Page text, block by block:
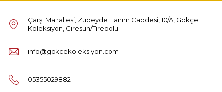
Çarşı Mahallesi, Zübeyde Hanım Caddesi, 10/A, Gökçe
Koleksiyon, Giresun/Tirebolu
info@gokcekoleksiyon.com
05355029882